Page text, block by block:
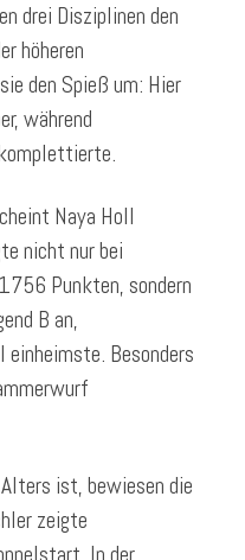
drei Disziplinen den
höheren
den Spieß um: Hier
während
Naya Holl
nicht nur bei
Punkten, sondern
B an,
Besonders
ist, bewiesen die
zeigte